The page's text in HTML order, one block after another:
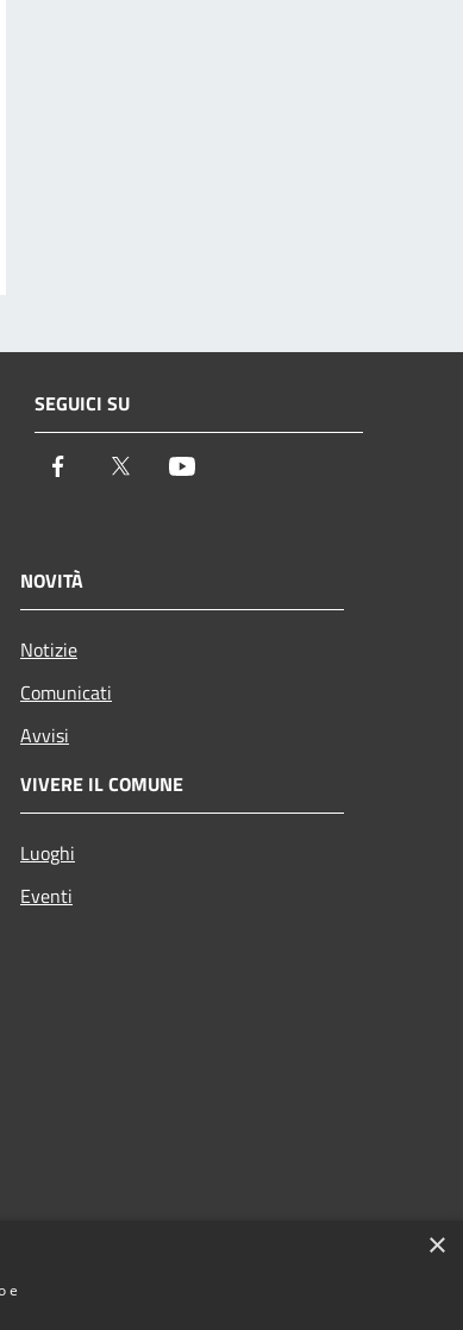
SEGUICI SU
Facebook Twitter
NOVITÀ
Notizie
Comunicati
Avvisi
VIVERE IL COMUNE
Luoghi
Eventi
×
e